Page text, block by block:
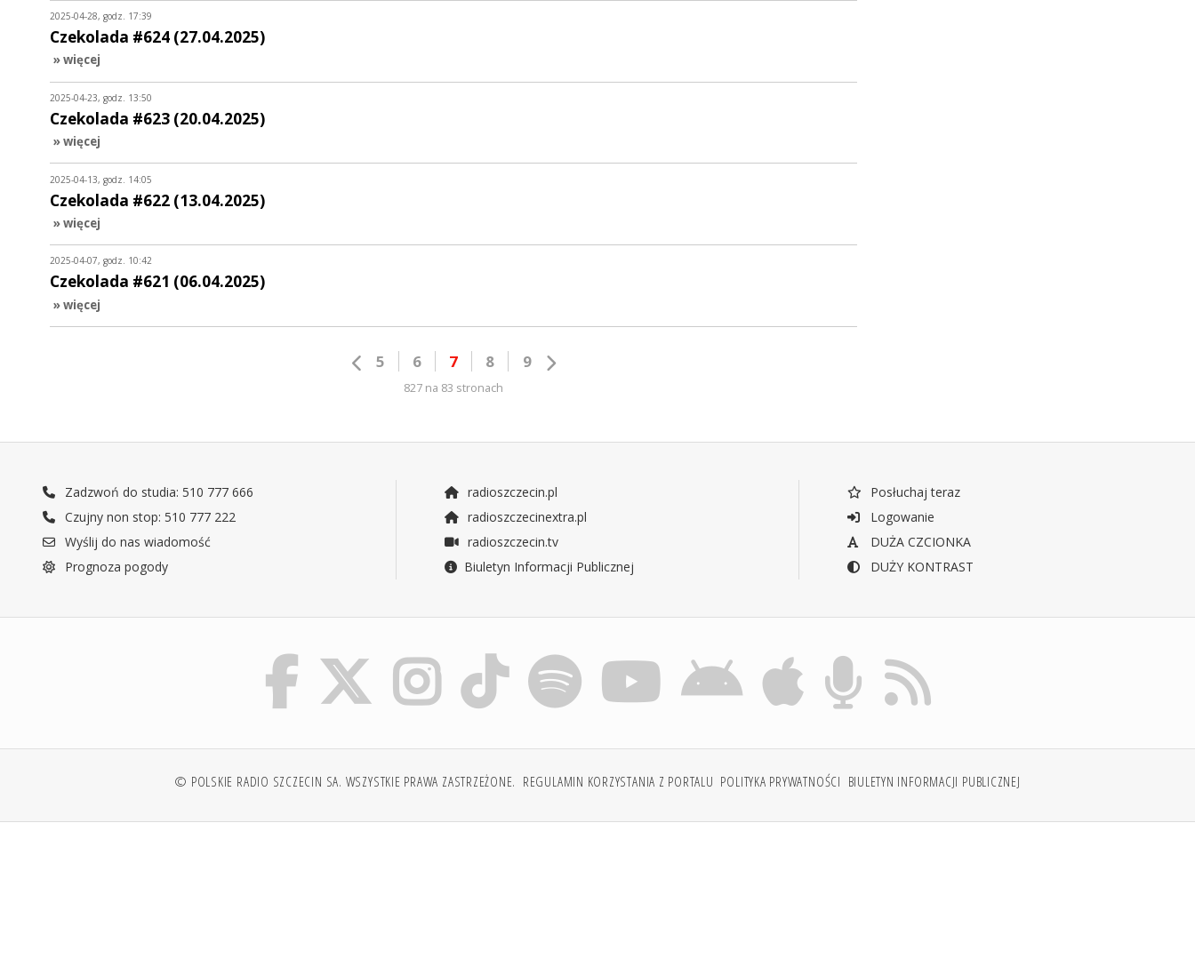
2025-04-28, godz. 17:39
Czekolada #624 (27.04.2025)
» więcej
2025-04-23, godz. 13:50
Czekolada #623 (20.04.2025)
» więcej
2025-04-13, godz. 14:05
Czekolada #622 (13.04.2025)
» więcej
2025-04-07, godz. 10:42
Czekolada #621 (06.04.2025)
» więcej
5 6 7 8 9
827 na 83 stronach
Zadzwoń do studia: 510 777 666
Czujny non stop: 510 777 222
Wyślij do nas wiadomość
Prognoza pogody
radioszczecin.pl
radioszczecinextra.pl
radioszczecin.tv
Biuletyn Informacji Publicznej
Posłuchaj teraz
Logowanie
DUŻA CZCIONKA
DUŻY KONTRAST
© POLSKIE RADIO SZCZECIN SA. WSZYSTKIE PRAWA ZASTRZEŻONE. REGULAMIN KORZYSTANIA Z PORTALU POLITYKA PRYWATNOŚCI BIULETYN INFORMACJI PUBLICZNEJ